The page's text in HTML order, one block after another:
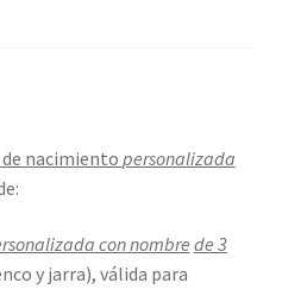
nacimientopersonalizada
con nombre de 3
y jarra), válida para